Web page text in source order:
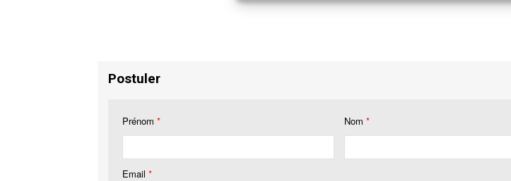
Postuler
Prénom * Nom *
Email *